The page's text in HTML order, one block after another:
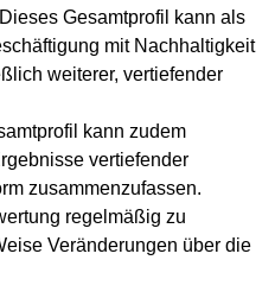
Gesamtprofil kann als
mit Nachhaltigkeit
weiterer, vertiefender
kann zudem
vertiefender
zusammenzufassen.
regelmäßig zu
Veränderungen über die